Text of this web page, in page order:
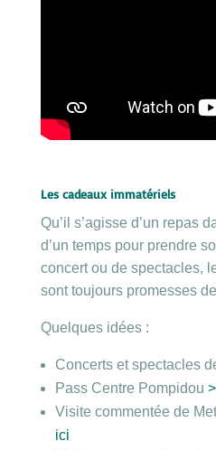
Les cadeaux immatériels
Qu’il s’agisse d’un repas
d’un temps pour prendre
concert ou de spectacles,
sont toujours promesses
Quelques idées :
Concerts et spectacles
Pass Centre Pompidou
Visite commentée de
ici